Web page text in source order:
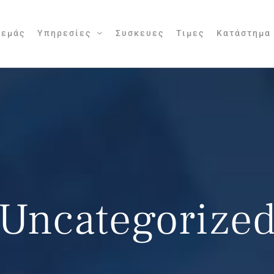
εμάς Υπηρεσίες Συσκευες Τιμες Κατάστημα